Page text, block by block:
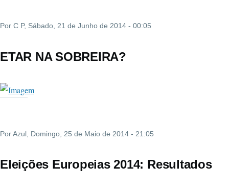
Por C P, Sábado, 21 de Junho de 2014 - 00:05
ETAR NA SOBREIRA?
PorAzul , Domingo, 25 de Maio de 2014 - 21:05
Eleições Europeias 2014: Resultados